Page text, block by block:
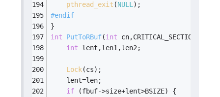
pthread_exit (NULL);
#endif
}
int
PutToRBuf(int cn,CRITICAL_SECTION
int lent,len1,len2;
Lock(cs);
    lent=len;
if (fbuf->size+lent>BSIZE) {